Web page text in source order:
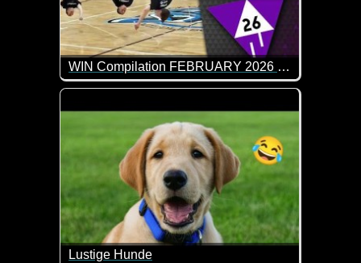
WIN Compilation FEBRUARY 2026 Edition
65 der besten Video-Clips des Monats Januar in
Lustige Hunde